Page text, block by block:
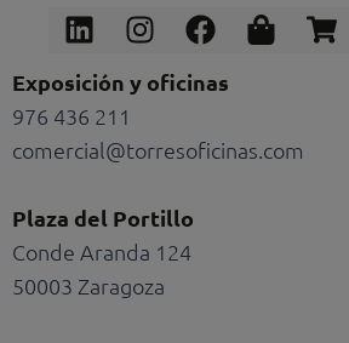
LinkedinInstagram
Facebook
bag
Exposición y oficinas
976 436 211
comercial@torresoficinas.com
Plaza del Portillo
Conde Aranda 124
50003 Zaragoza